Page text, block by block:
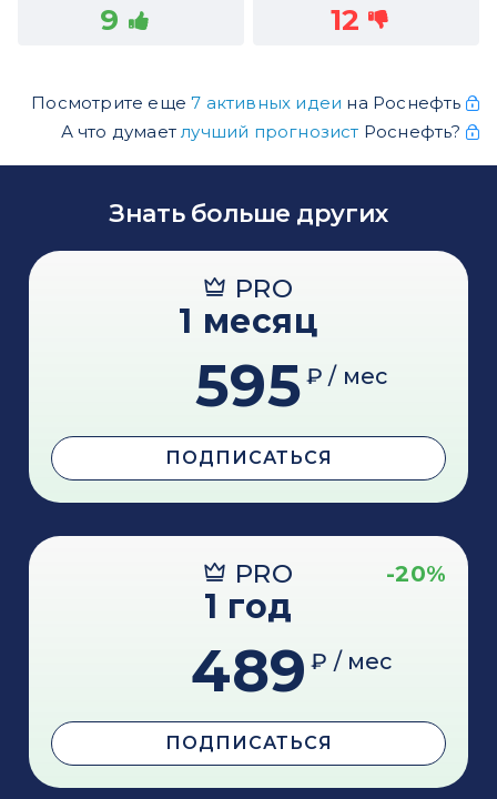
9 12
Посмотрите еще7 активных идеи на Роснефть
А что думаетлучший прогнозист Роснефть?
Знать больше других
PRO
1 месяц
595 ₽ / мес
ПОДПИСАТЬСЯ
PRO -20%
1 год
489 ₽ / мес
ПОДПИСАТЬСЯ